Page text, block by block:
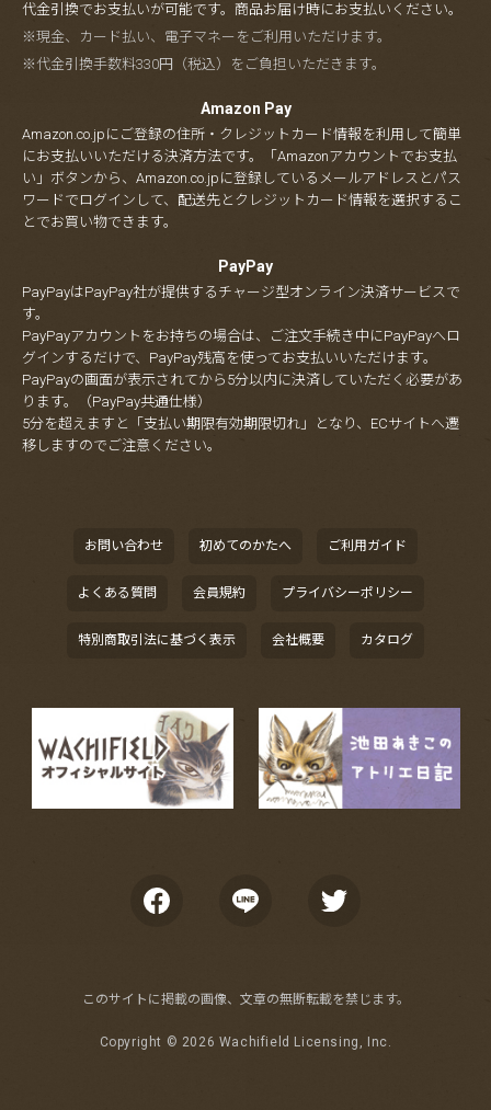
代金引換でお支払いが可能です。商品お届け時にお支払いください。
※現金、カード払い、電子マネーをご利用いただけます。
※代金引換手数料330円（税込）をご負担いただきます。
Amazon Pay
Amazon.co.jpにご登録の住所・クレジットカード情報を利用して簡単
にお支払いいただける決済方法です。「Amazonアカウントでお支払
い」ボタンから、Amazon.co.jpに登録しているメールアドレスとパス
ワードでログインして、配送先とクレジットカード情報を選択するこ
とでお買い物できます。
PayPay
PayPayはPayPay社が提供するチャージ型オンライン決済サービスで
す。
PayPayアカウントをお持ちの場合は、ご注文手続き中にPayPayへロ
グインするだけで、PayPay残高を使ってお支払いいただけます。
PayPayの画面が表示されてから5分以内に決済していただく必要があ
ります。（PayPay共通仕様）
5分を超えますと「支払い期限有効期限切れ」となり、ECサイトへ遷
移しますのでご注意ください。
お問い合わせ 初めてのかたへ ご利用ガイド
よくある質問 会員規約 プライバシーポリシー
特別商取引法に基づく表示 会社概要 カタログ
このサイトに掲載の画像、文章の無断転載を禁じます。
Copyright © 2026 Wachifield Licensing, Inc.